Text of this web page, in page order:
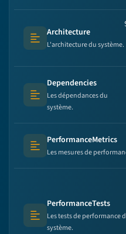
Text (multi-lines)
Architecture
L'architecture du système.
Text (multi-lines)
Dependencies
Les dépendances du
système.
Text (multi-lines)
PerformanceMetrics
Les mesures de
Text (multi-lines)
PerformanceTests
Les tests de performance
système.